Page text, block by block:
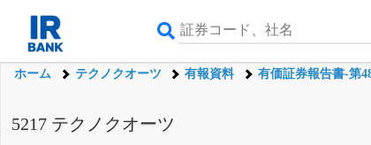
ホーム テクノクオーツ 有報資料 有価証券報告書-第
5217 テクノクオーツ